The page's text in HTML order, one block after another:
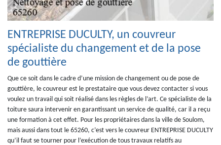
ENTREPRISE DUCULTY, un couvreur
spécialiste du changement et de la pose
de gouttière
Que ce soit dans le cadre d’une mission de changement ou de pose de
gouttière, le couvreur est le prestataire que vous devez contacter si vous
voulez un travail qui soit réalisé dans les règles de l’art. Ce spécialiste de la
toiture saura intervenir en garantissant un service de qualité, car il a reçu
une formation à cet effet. Pour les propriétaires dans la ville de Soulom,
mais aussi dans tout le 65260, c’est vers le couvreur ENTREPRISE DUCULTY
qu’il faut se tourner pour l’exécution de tous travaux relatifs au